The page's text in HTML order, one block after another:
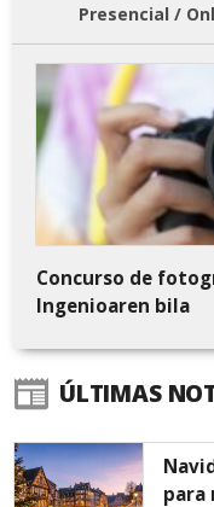
Presencial /
Concurso de
Ingenioaren bila
ÚLTIMAS
para